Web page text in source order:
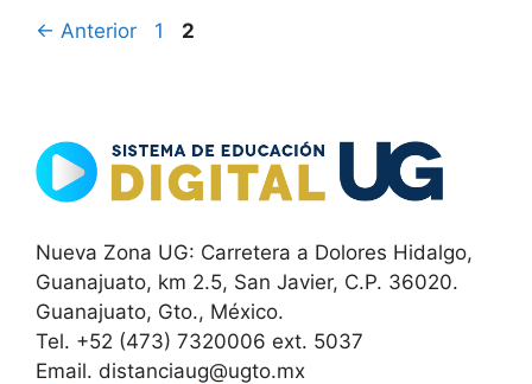
← Anterior Página
1 Página
2
Nueva Zona UG: Carretera a Dolores Hidalgo,
Guanajuato, km 2.5, San Javier, C.P. 36020.
Guanajuato, Gto., México.
Tel. +52 (473) 7320006 ext. 5037
Email. distanciaug@ugto.mx